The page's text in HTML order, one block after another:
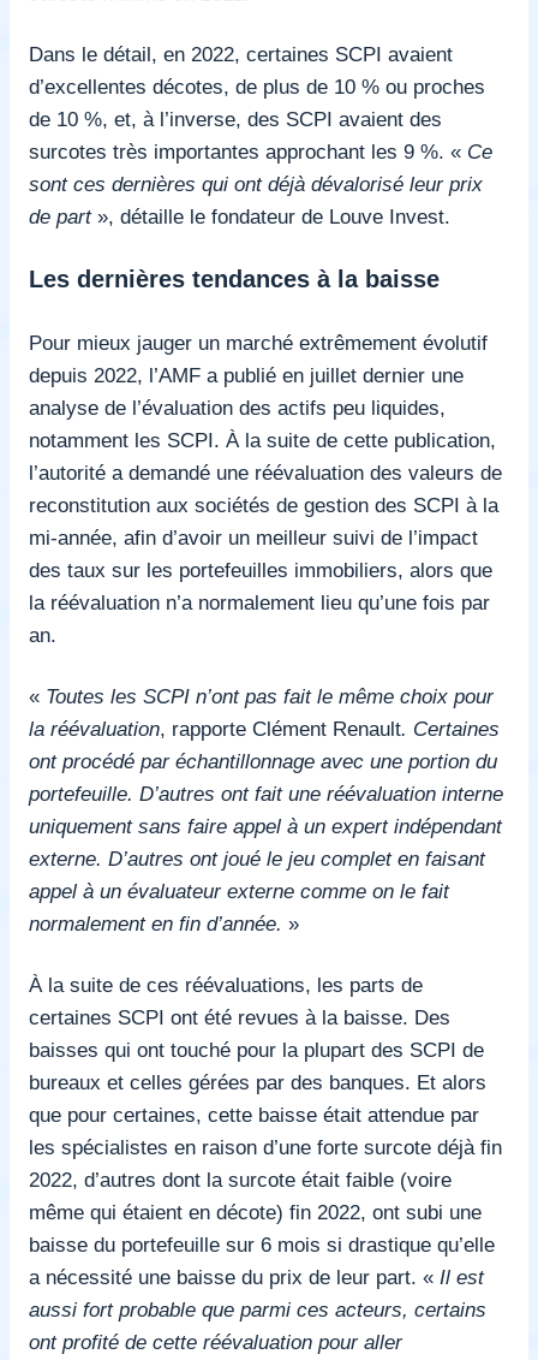
Dans le détail, en 2022, certaines SCPI avaient
d’excellentes décotes, de plus de 10 % ou proches
de 10 %, et, à l’inverse, des SCPI avaient des
surcotes très importantes approchant les 9 %. « Ce
sont ces dernières qui ont déjà dévalorisé leur prix
de part», détaille le fondateur de Louve Invest.
Les dernières tendances à la baisse
Pour mieux jauger un marché extrêmement évolutif
depuis 2022, l’AMF a publié en juillet dernier une
analyse de l’évaluation des actifs peu liquides,
notamment les SCPI. À la suite de cette publication,
l’autorité a demandé une réévaluation des valeurs de
reconstitution aux sociétés de gestion des SCPI à la
mi-année, afin d’avoir un meilleur suivi de l’impact
des taux sur les portefeuilles immobiliers, alors que
la réévaluation n’a normalement lieu qu’une fois par
an.
« Toutes les SCPI n’ont pas fait le même choix pour
la réévaluation, rapporte Clément Renault. Certaines
ont procédé par échantillonnage avec une portion du
portefeuille. D’autres ont fait une réévaluation interne
uniquement sans faire appel à un expert indépendant
externe. D’autres ont joué le jeu complet en faisant
appel à un évaluateur externe comme on le fait
normalement en fin d’année. »
À la suite de ces réévaluations, les parts de
certaines SCPI ont été revues à la baisse. Des
baisses qui ont touché pour la plupart des SCPI de
bureaux et celles gérées par des banques. Et alors
que pour certaines, cette baisse était attendue par
les spécialistes en raison d’une forte surcote déjà fin
2022, d’autres dont la surcote était faible (voire
même qui étaient en décote) fin 2022, ont subi une
baisse du portefeuille sur 6 mois si drastique qu’elle
a nécessité une baisse du prix de leur part. « Il est
aussi fort probable que parmi ces acteurs, certains
ont profité de cette réévaluation pour aller